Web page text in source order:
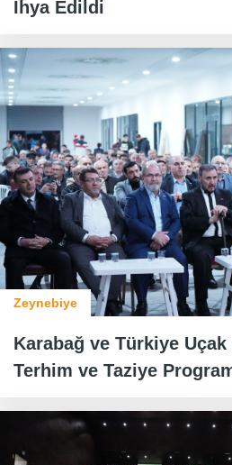
İhya Edildi
Zeynebiye
Karabağ ve Türkiye
Terhim ve Taziye